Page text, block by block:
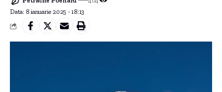
Data: 8 ianuarie 2025 - 18:13